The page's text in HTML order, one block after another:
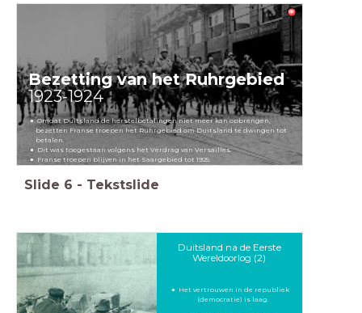
Bezetting van het Ruhrgebied
1923-1924
Omdat Duitsland de herstelbetalingen niet meer kan opbrengen,
bezetten Franse troepen het Ruhrgebied om Duitsland te dwingen tot
betalen.
Dit was toegestaan volgens het Verdrag van Versailles.
Franse troepen blijven in het Saargebied tot 1925.
Slide 6 - Tekstslide
Duitsland na de Eerste
Wereldoorlog (2)
Het vertrouwen in de republiek
(democratie) is laag.